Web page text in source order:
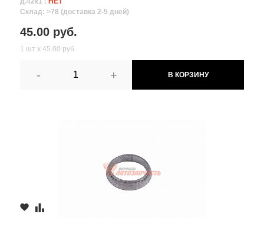
Склад: >78 (доставка 2-5 дней)
45.00 руб.
1 шт х 45.00 руб.
- + В КОРЗИНУ